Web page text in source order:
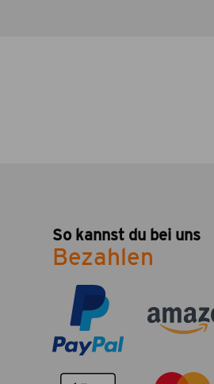
So kannst du bei uns
Bezahlen